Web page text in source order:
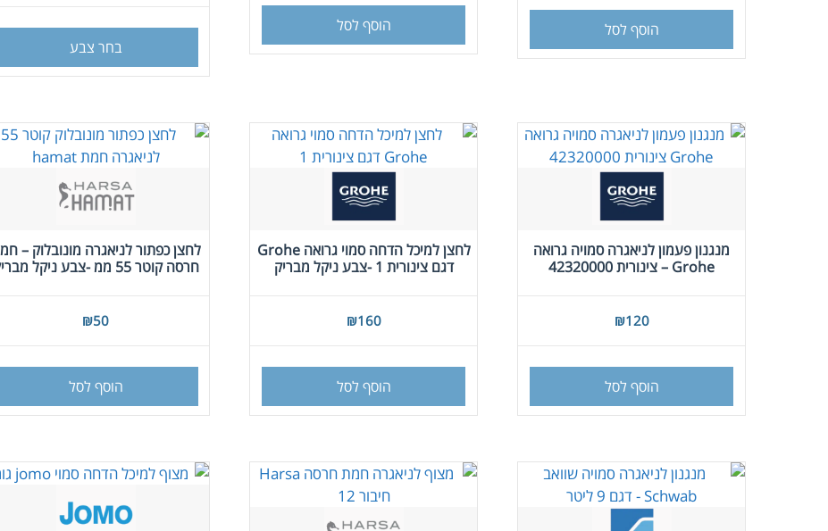
הוסף לסל הוסף לסל
בחר צבע
מנגנון פעמון לניאגרה סמויה גרואה
Grohe – צינורית 42320000
₪120
הוסף לסל
לחצן למיכל הדחה סמוי גרואה Grohe
דגם צינורית 1 -צבע ניקל מבריק
₪160
הוסף לסל
לחצן כפתור לניאגרה מונובלוק –
חרסה קוטר 55 ממ -צבע ניקל מבריק
₪50
הוסף לסל